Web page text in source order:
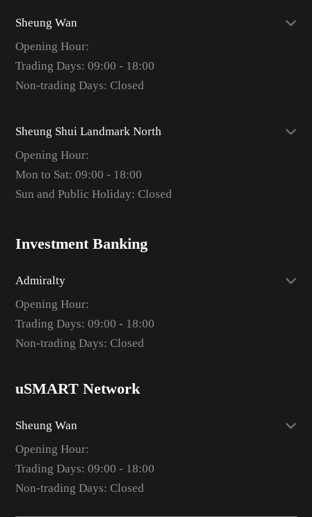
Sheung Wan
Opening Hour:
Trading Days: 09:00 - 18:00
Non-trading Days: Closed
Sheung Shui Landmark North
Opening Hour:
Mon to Sat: 09:00 - 18:00
Sun and Public Holiday: Closed
Investment Banking
Admiralty
Opening Hour:
Trading Days: 09:00 - 18:00
Non-trading Days: Closed
uSMART Network
Sheung Wan
Opening Hour:
Trading Days: 09:00 - 18:00
Non-trading Days: Closed